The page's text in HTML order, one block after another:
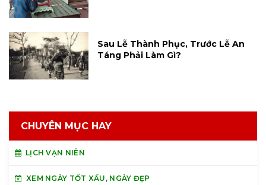
Sau Lễ Thành Phục, Trước Lễ An
Táng Phải Làm Gì?
CHUYÊN MỤC HAY
LỊCH VẠN NIÊN
XEM NGÀY TỐT XẤU, NGÀY ĐẸP